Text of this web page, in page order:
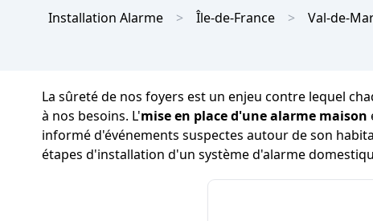
Installation Alarme Île-de-France Val-de-
La sûreté de nos foyers est un enjeu contre lequel
à nos besoins. L'mise en place d'une alarme maison
informé d'événements suspectes autour de son
étapes d'installation d'un système d'alarme